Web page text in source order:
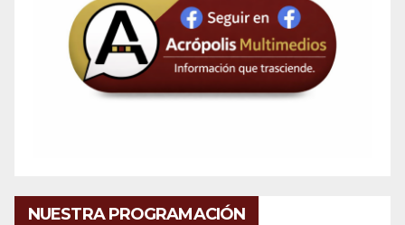
NUESTRA PROGRAMACIÓN